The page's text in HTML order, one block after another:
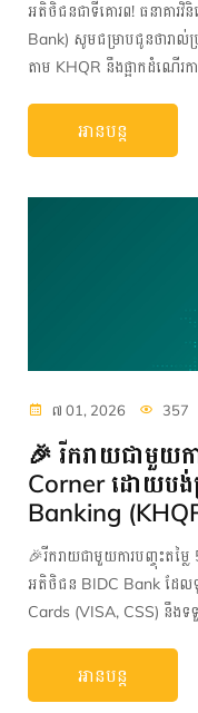
អតិថិជនជាទីគោរព! ធនាគារ
Bank) សូមជម្រាបជូនថារាល់ប្រ
តាម KHQR នឹងផ្អាកដំណើរក
អានបន្ត
៧ 01, 2026 357
🎉 រីករាយជាមួយក
Corner ដោយបង់
Banking
🎉រីករាយជាមួយការបញ្ចុះត
អតិថិជន BIDC Bank ដែល
Cards (VISA, CSS) នឹងទទួ
អានបន្ត